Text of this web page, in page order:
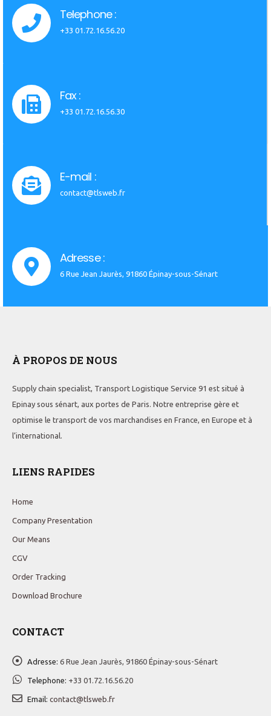
Telephone :
+33 01.72.16.56.20
Fax :
+33 01.72.16.56.30
E-mail :
contact@tlsweb.fr
Adresse :
6 Rue Jean Jaurès, 91860 Épinay-sous-Sénart
À PROPOS DE NOUS
Supply chain specialist, Transport Logistique Service 91 est situé à
Epinay sous sénart, aux portes de Paris. Notre entreprise gère et
optimise le transport de vos marchandises en France, en Europe et à
l’international.
LIENS RAPIDES
Home
Company Presentation
Our Means
CGV
Order Tracking
Download Brochure
CONTACT
Adresse: 6 Rue Jean Jaurès, 91860 Épinay-sous-Sénart
Telephone: +33 01.72.16.56.20
Email: contact@tlsweb.fr